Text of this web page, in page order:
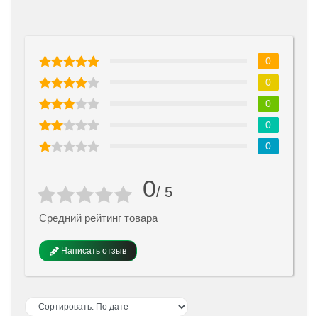
0/ 5
Средний рейтинг товара
Написать отзыв
0
0
0
0
0